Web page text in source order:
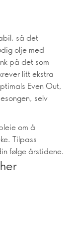
så det
olje med
på det som
litt ekstra
Even Out,
selv
om å
Tilpass
følge årstidene.